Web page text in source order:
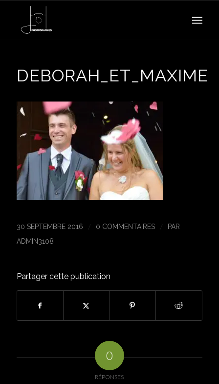
DEBORAH_ET_MAXIME
30 SEPTEMBRE 2016 / 0 COMMENTAIRES /
PAR
ADMIN3108
Partager cette publication
0
RÉPONSES